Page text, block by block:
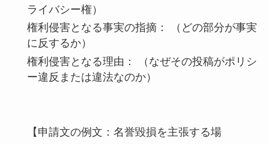
ライバシー権）
権利侵害となる事実の指摘：
（どの部分が事実
に反するか）
権利侵害となる理由：
（なぜその投稿がポリシ
ー違反または違法なのか）
【申請文の例文：名誉毀損を主張する場